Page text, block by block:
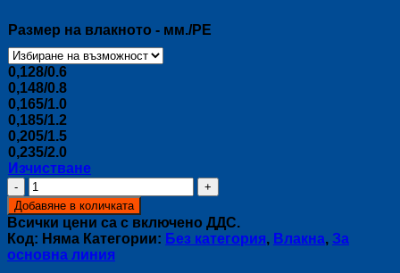
Размер на влакното - мм./PE
0,128/0.6
0,148/0.8
0,165/1.0
0,185/1.2
0,205/1.5
0,235/2.0
Изчистване
количество
за
Влакно
Seaguar
Dulast
PE
Добавяне в количката
Всички цени са с включено ДДС.
Код: Няма Категории: Без категория, Влакна, За
основна линия